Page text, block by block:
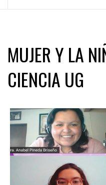
MUJER Y LA
CIENCIA UG